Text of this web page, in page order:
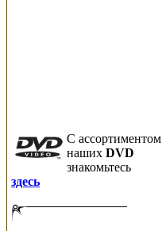
C ассортиментом
наших DVD
знакомьтесь
здесь